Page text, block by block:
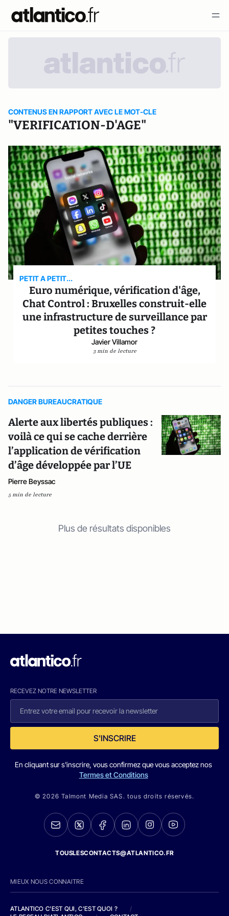
CONTENUS EN RAPPORT AVEC LE MOT-CLE
"VERIFICATION-D'AGE"
PETIT A PETIT...
Euro numérique, vérification d'âge,
Chat Control : Bruxelles construit-elle
une infrastructure de surveillance par
petites touches ?
Javier Villamor
3 min de lecture
DANGER BUREAUCRATIQUE
Alerte aux libertés publiques :
voilà ce qui se cache derrière
l’application de vérification
d’âge développée par l’UE
Pierre Beyssac
5 min de lecture
Plus de résultats disponibles
RECEVEZ NOTRE NEWSLETTER
S'INSCRIRE
En cliquant sur s'inscrire, vous confirmez que vous acceptez nos
Termes et Conditions
© 2026 Talmont Media SAS. tous droits réservés.
TOUSLESCONTACTS@ATLANTICO.FR
MIEUX NOUS CONNAITRE
ATLANTICO C'EST QUI, C'EST QUOI ?
/